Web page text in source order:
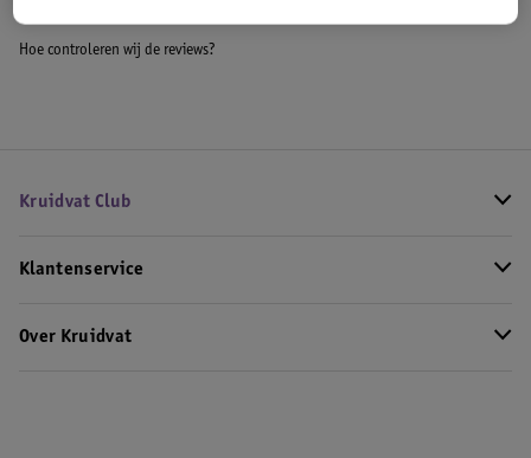
Hoe controleren wij de reviews?
Kruidvat Club
Klantenservice
Over Kruidvat